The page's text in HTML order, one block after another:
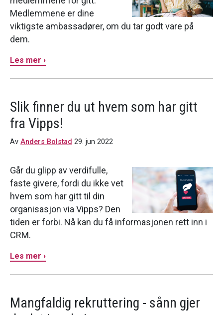
Medlemmene er dine
viktigste ambassadører, om du tar godt vare på
dem.
Les mer ›
Slik finner du ut hvem som har gitt
fra Vipps!
Av Anders Bolstad 29. jun 2022
Går du glipp av verdifulle,
faste givere, fordi du ikke vet
hvem som har gitt til din
organisasjon via Vipps? Den
tiden er forbi. Nå kan du få informasjonen rett inn i
CRM.
Les mer ›
Mangfaldig rekruttering - sånn gjer